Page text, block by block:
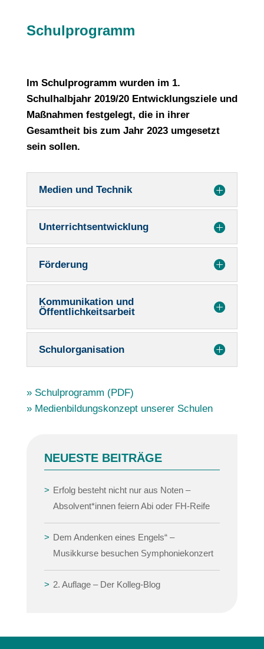
Schulprogramm
​Im Schulprogramm wurden im 1.
Schulhalbjahr 2019/20 Entwicklungsziele und
Maßnahmen festgelegt, die in ihrer
Gesamtheit bis zum Jahr 2023 umgesetzt
sein sollen.
Medien und Technik
Unterrichtsentwicklung
Förderung
Kommunikation und
Öffentlichkeitsarbeit
Schulorganisation
» Schulprogramm (PDF)
» Medienbildungskonzept unserer Schulen
NEUESTE BEITRÄGE
Erfolg besteht nicht nur aus Noten –
Absolvent*innen feiern Abi oder FH-Reife
Dem Andenken eines Engels“ –
Musikkurse besuchen Symphoniekonzert
2. Auflage – Der Kolleg-Blog